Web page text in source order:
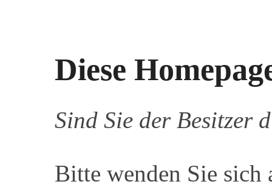
Diese
Sind Sie der Besitzer
Bitte wenden Sie